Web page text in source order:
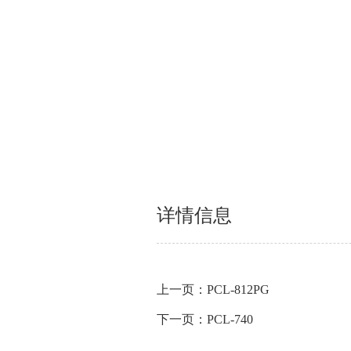
详情信息
上一页：PCL-812PG
下一页：PCL-740